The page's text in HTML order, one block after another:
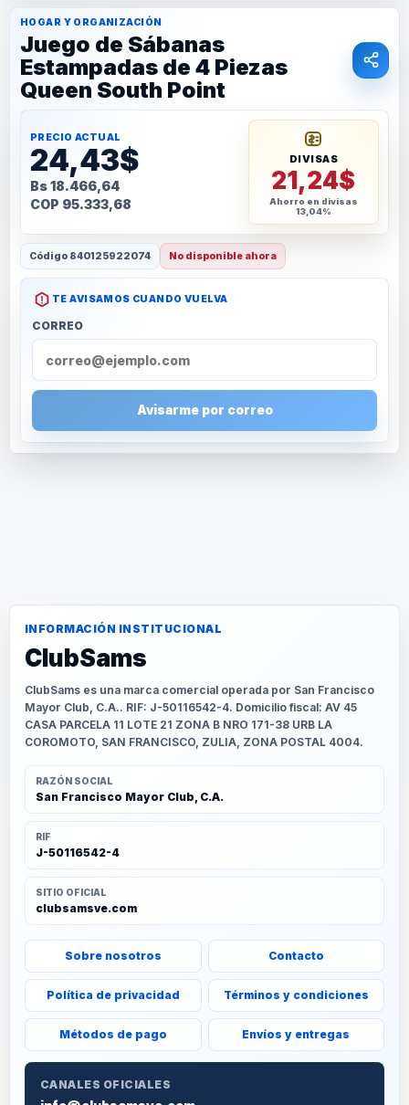
HOGAR Y ORGANIZACIÓN
Juego de Sábanas
Estampadas de 4 Piezas
Queen South Point
PRECIO ACTUAL
24,43$
Bs 18.466,64
COP 95.333,68
DIVISAS
21,24$
Ahorro en divisas
13,04%
Código 840125922074 No disponible ahora
TE AVISAMOS CUANDO VUELVA
CORREO
Avisarme por correo
INFORMACIÓN INSTITUCIONAL
ClubSams
ClubSams es una marca comercial operada por San Francisco
Mayor Club, C.A.. RIF: J-50116542-4. Domicilio fiscal: AV 45
CASA PARCELA 11 LOTE 21 ZONA B NRO 171-38 URB LA
COROMOTO, SAN FRANCISCO, ZULIA, ZONA POSTAL 4004.
RAZÓN SOCIAL
San Francisco Mayor Club, C.A.
RIF
J-50116542-4
SITIO OFICIAL
clubsamsve.com
Sobre nosotros Contacto
Política de privacidad Términos y condiciones
Métodos de pago Envíos y entregas
CANALES OFICIALES